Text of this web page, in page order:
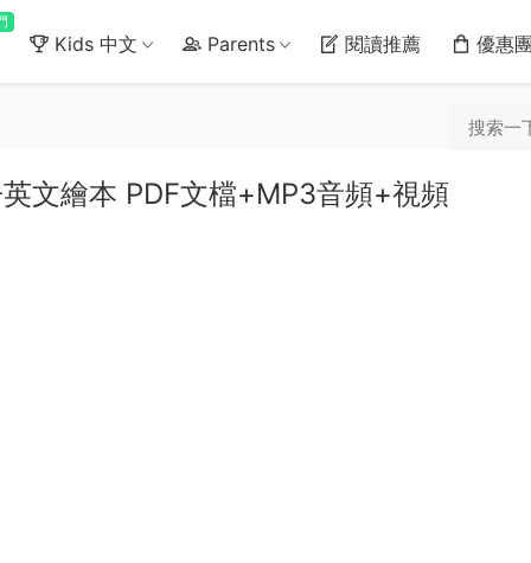
Kids 中文 Parents 閱讀推薦 優惠
文繪本 PDF文檔+MP3音頻+視頻